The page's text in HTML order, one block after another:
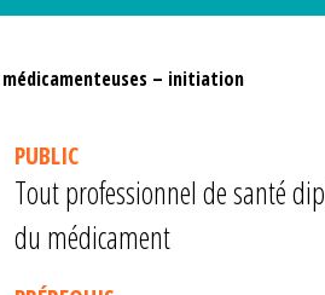
– initiation
PUBLIC
Tout professionnel de santé
du médicament